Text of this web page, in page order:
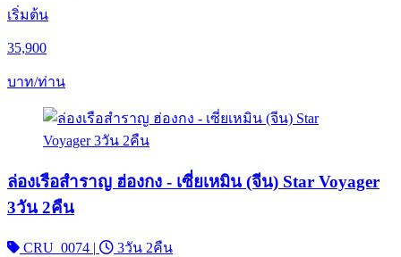
เริ่มต้น
35,900
บาท/ท่าน
ล่องเรือสำราญ ฮ่องกง - เซี่ยเหมิน (จีน) Star Voyager
3วัน 2คืน
CRU_0074 | 3วัน 2คืน